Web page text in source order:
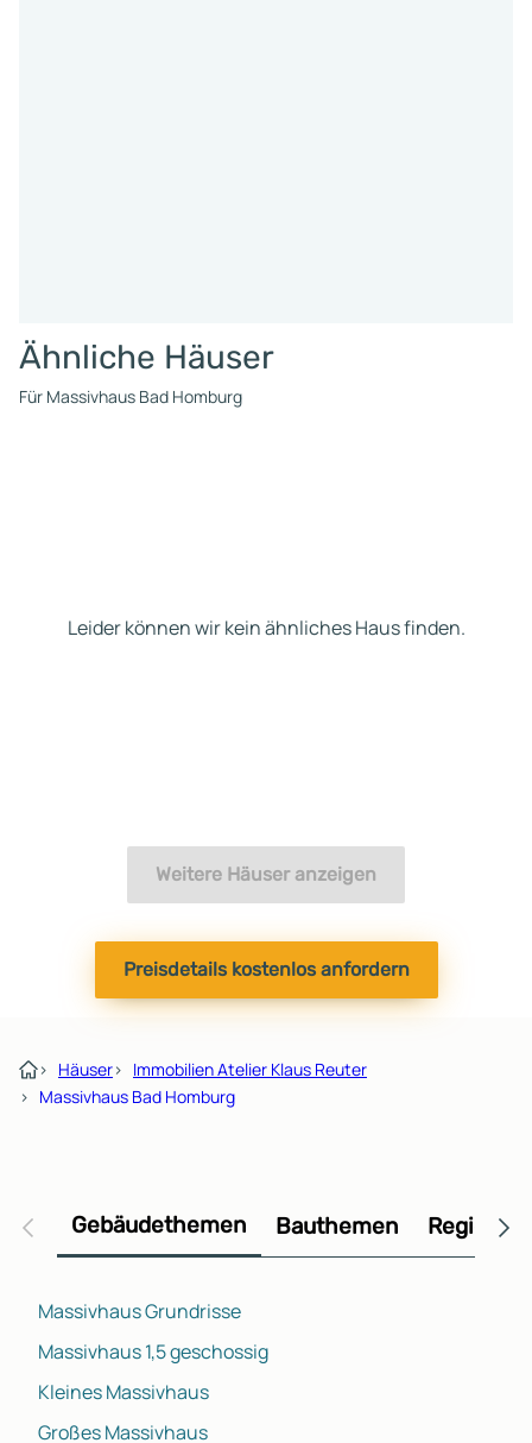
Ähnliche Häuser
Für Massivhaus Bad Homburg
Leider können wir kein ähnliches Haus finden.
Weitere Häuser anzeigen
Preisdetails kostenlos anfordern
› Häuser› Immobilien Atelier Klaus Reuter
› Massivhaus Bad Homburg
Gebäudethemen Bauthemen
Massivhaus Grundrisse
Massivhaus 1,5 geschossig
Kleines Massivhaus
Großes Massivhaus